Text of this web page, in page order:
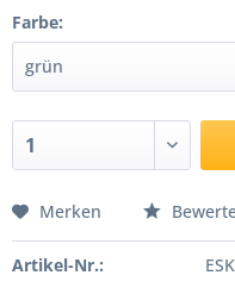
Farbe:
Merken
Artikel-Nr.: